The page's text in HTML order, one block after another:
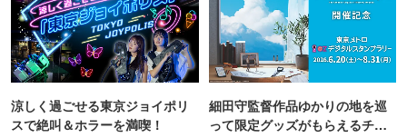
涼しく過ごせる東京ジョイポリ
スで絶叫＆ホラーを満喫！
細田守監督作品ゆかりの地を巡
って限定グッズがもらえるチャ